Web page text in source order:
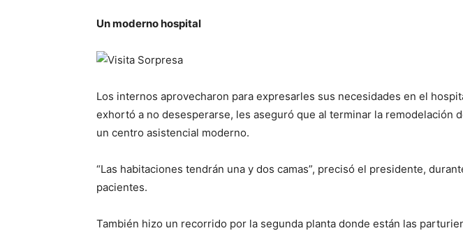
Un moderno hospital
Los internos aprovecharon para expresarles sus necesidades en el
exhortó a no desesperarse, les aseguró que al terminar la remodelación
un centro asistencial moderno.
“Las habitaciones tendrán una y dos camas”, precisó el presidente,
pacientes.
También hizo un recorrido por la segunda planta donde están las